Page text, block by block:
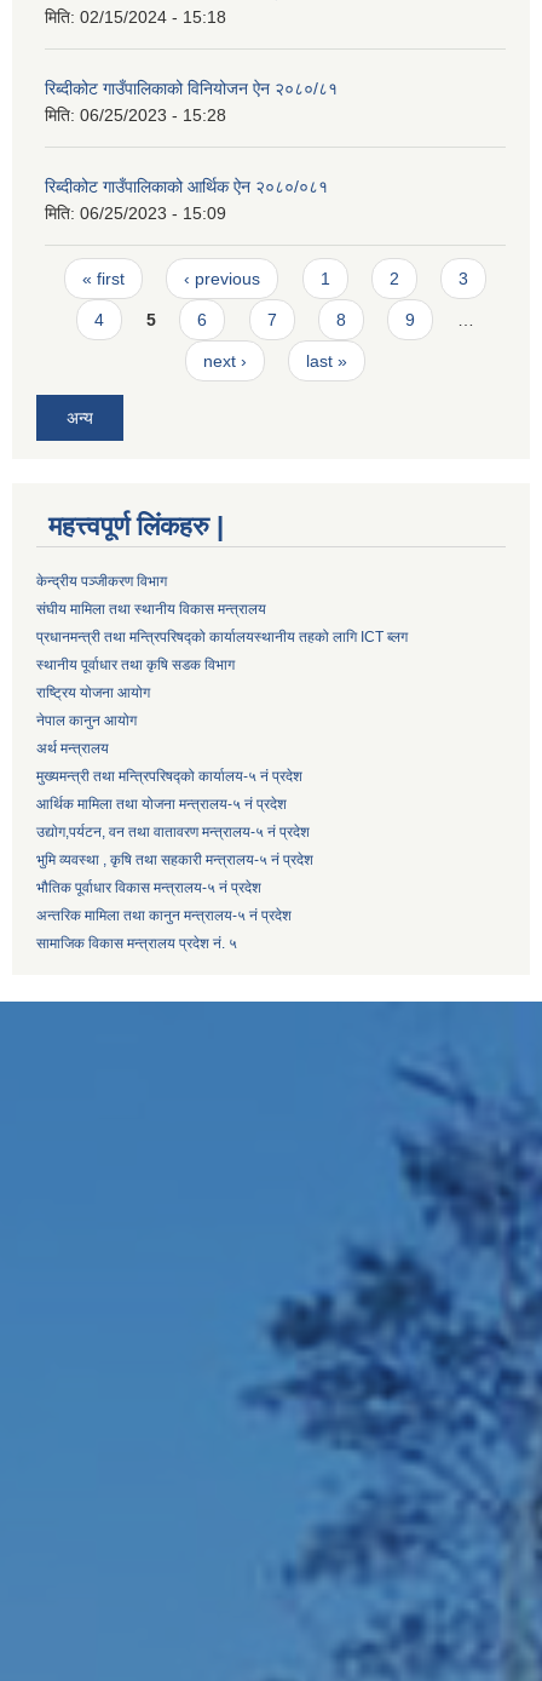
मिति: 02/15/2024 - 15:18
रिब्दीकोट गाउँपालिकाको विनियोजन ऐन २०८०/८१
मिति: 06/25/2023 - 15:28
रिब्दीकोट गाउँपालिकाको आर्थिक ऐन २०८०/०८१
मिति: 06/25/2023 - 15:09
Pages
« first ‹ previous 1 2 3
4 5 6 7 8 9 …
next › last »
अन्य
महत्त्वपूर्ण लिंकहरु |
केन्द्रीय पञ्जीकरण विभाग
संघीय मामिला तथा स्थानीय विकास मन्त्रालय
प्रधानमन्त्री तथा मन्त्रिपरिषद्को कार्यालयस्थानीय तहको लागि ICT ब्लग
स्थानीय पूर्वाधार तथा कृषि सडक विभाग
राष्ट्रिय योजना आयोग
नेपाल कानुन आयोग
अर्थ मन्त्रालय
मुख्यमन्त्री तथा मन्त्रिपरिषद्को कार्यालय-५ नं प्रदेश
आर्थिक मामिला तथा योजना मन्त्रालय-५ नं प्रदेश
उद्याेग,पर्यटन, वन तथा वातावरण मन्त्रालय-५ नं प्रदेश
भुमि व्यवस्था , कृषि तथा सहकारी मन्त्रालय-५ नं प्रदेश
भौतिक पूर्वाधार विकास मन्त्रालय-५ नं प्रदेश
अन्तरिक मामिला तथा कानुन मन्त्रालय-५ नं प्रदेश
सामाजिक विकास मन्त्रालय प्रदेश नं. ५